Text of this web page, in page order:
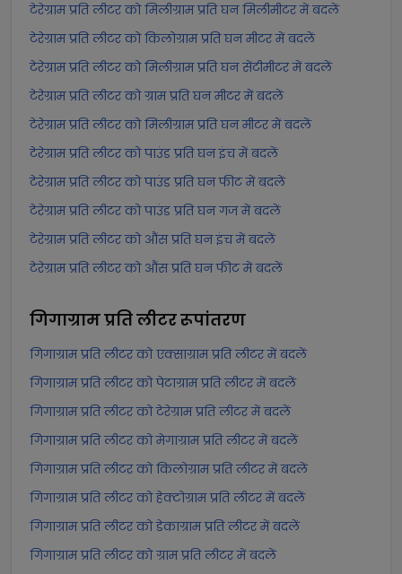
टेरेग्राम प्रति लीटर को मिलीग्राम प्रति घन मिलीमीटर में बदलें
टेरेग्राम प्रति लीटर को किलोग्राम प्रति घन मीटर में बदलें
टेरेग्राम प्रति लीटर को मिलीग्राम प्रति घन सेंटीमीटर में बदलें
टेरेग्राम प्रति लीटर को ग्राम प्रति घन मीटर में बदलें
टेरेग्राम प्रति लीटर को मिलीग्राम प्रति घन मीटर में बदलें
टेरेग्राम प्रति लीटर को पाउंड प्रति घन इंच में बदलें
टेरेग्राम प्रति लीटर को पाउंड प्रति घन फीट में बदलें
टेरेग्राम प्रति लीटर को पाउंड प्रति घन गज में बदलें
टेरेग्राम प्रति लीटर को औंस प्रति घन इंच में बदलें
टेरेग्राम प्रति लीटर को औंस प्रति घन फीट में बदलें
गिगाग्राम प्रति लीटररूपांतरण
गिगाग्राम प्रति लीटर को एक्साग्राम प्रति लीटर में बदलें
गिगाग्राम प्रति लीटर को पेटाग्राम प्रति लीटर में बदलें
गिगाग्राम प्रति लीटर को टेरेग्राम प्रति लीटर में बदलें
गिगाग्राम प्रति लीटर को मेगाग्राम प्रति लीटर में बदलें
गिगाग्राम प्रति लीटर को किलोग्राम प्रति लीटर में बदलें
गिगाग्राम प्रति लीटर को हेक्टोग्राम प्रति लीटर में बदलें
गिगाग्राम प्रति लीटर को डेकाग्राम प्रति लीटर में बदलें
गिगाग्राम प्रति लीटर को ग्राम प्रति लीटर में बदलें